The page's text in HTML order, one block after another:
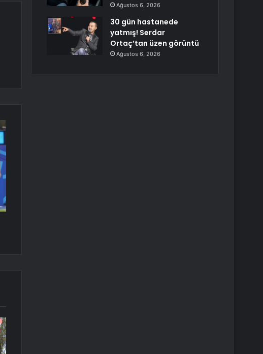
Ağustos 6, 2026
30 gün hastanede
yatmış! Serdar
Ortaç’tan üzen görüntü
Ağustos 6, 2026